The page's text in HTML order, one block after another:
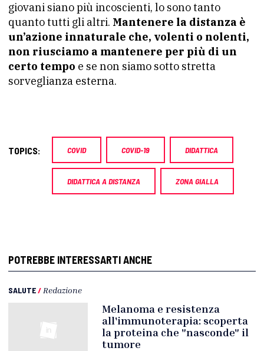
giovani siano più incoscienti, lo sono tanto
quanto tutti gli altri. Mantenere la distanza è
un’azione innaturale che, volenti o nolenti,
non riusciamo a mantenere per più di un
certo tempo e se non siamo sotto stretta
sorveglianza esterna.
TOPICS: COVID COVID-19 DIDATTICA
DIDATTICA A DISTANZA ZONA GIALLA
POTREBBE INTERESSARTI ANCHE
SALUTE/ Redazione
Melanoma e resistenza
all'immunoterapia: scoperta
la proteina che "nasconde" il
tumore